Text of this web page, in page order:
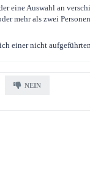
eine Auswahl an
mehr als zwei
einer nicht
NEIN